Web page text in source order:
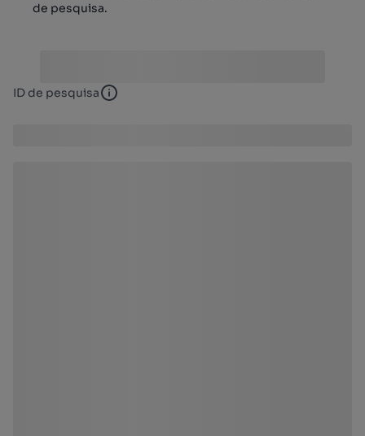
de pesquisa.
ID de pesquisa ID de pesquisa